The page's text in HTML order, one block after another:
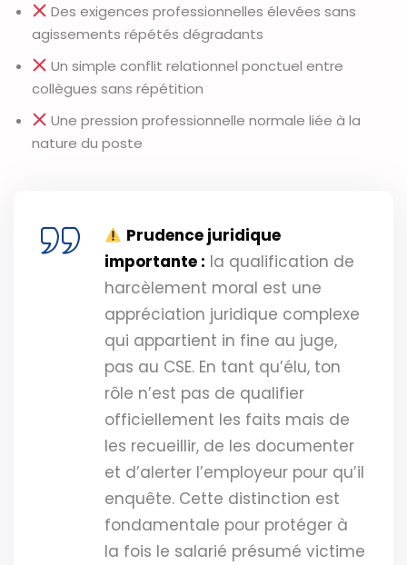
Des exigences professionnelles élevées sans
agissements répétés dégradants
Un simple conflit relationnel ponctuel entre
collègues sans répétition
Une pression professionnelle normale liée à la
nature du poste
Prudence juridique
importante : la qualification de
harcèlement moral est une
appréciation juridique complexe
qui appartient in fine au juge,
pas au CSE. En tant qu’élu, ton
rôle n’est pas de qualifier
officiellement les faits mais de
les recueillir, de les documenter
et d’alerter l’employeur pour qu’il
enquête. Cette distinction est
fondamentale pour protéger à
la fois le salarié présumé victime